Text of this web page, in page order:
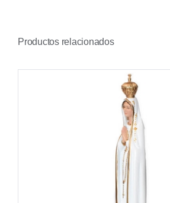
Productos relacionados